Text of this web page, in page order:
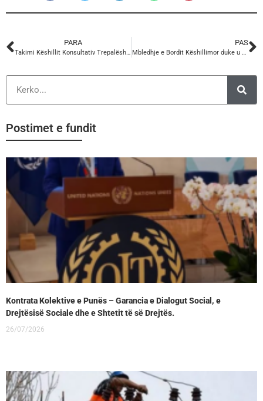
PARA
Takimi Këshillit Konsultativ Trepalësh Rajonal, Qarku Tiranë
PAS
Mbledhje e Bordit Këshillimor duke u zhvilluar në Tiranë sot. Për një të ardhme të qëndrueshme, konkurruese dhe gjithëpërfshirëse për sektorin tekstil në Shqipëri
Postimet e fundit
Kontrata Kolektive e Punës – Garancia e Dialogut Social, e
Drejtësisë Sociale dhe e Shtetit të së Drejtës.
26/07/2026